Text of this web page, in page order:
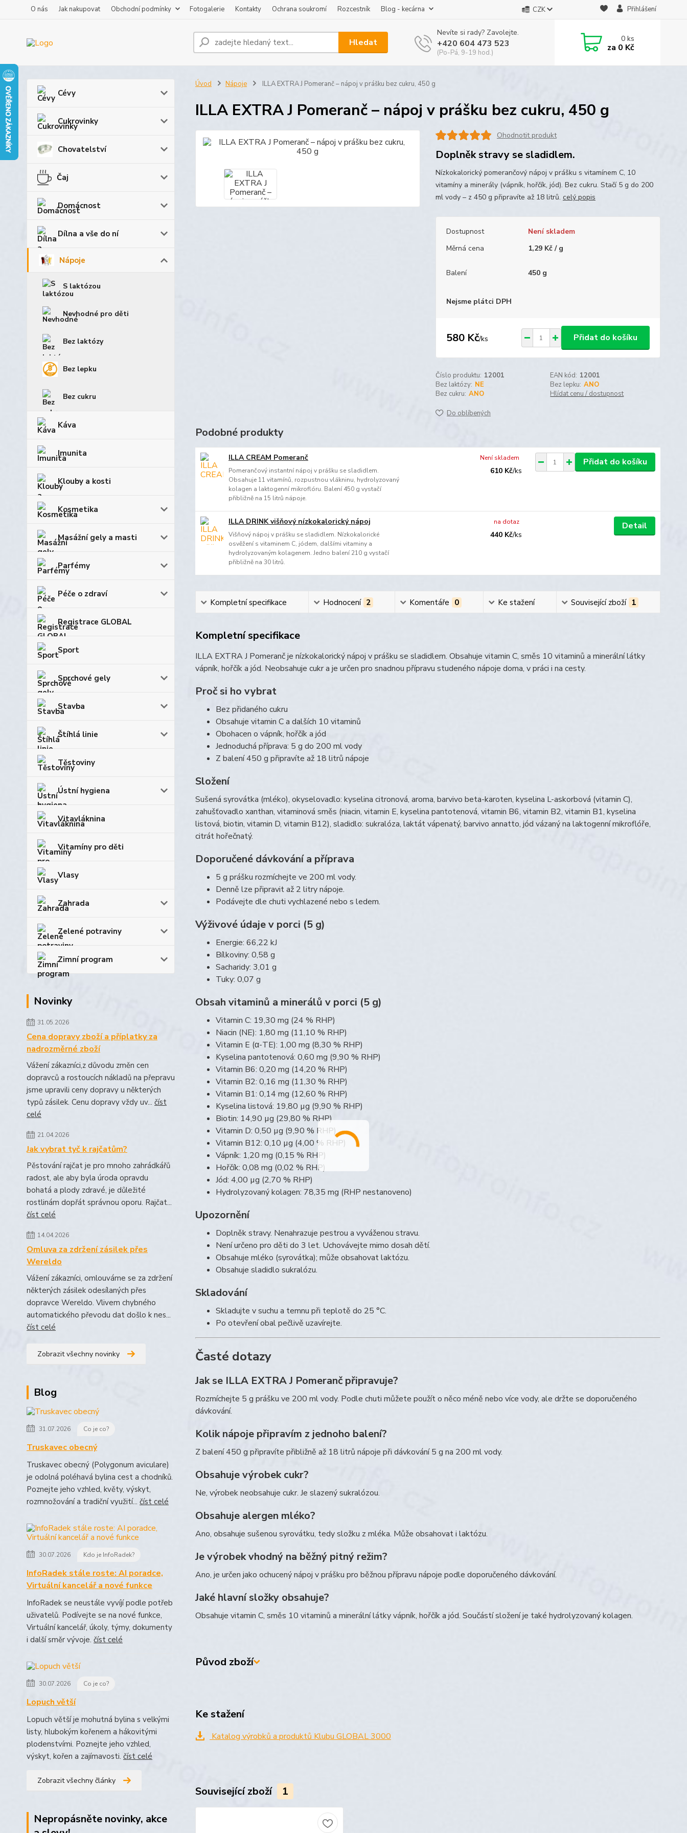
O nás Jak nakupovat Obchodní podmínky Fotogalerie Kontakty Ochrana soukromí Rozcestník Blog - kecárna CZK Přihlášení
Hledat
Nevíte si rady? Zavolejte.
+420 604 473 523
(Po-Pá, 9-19 hod.)
0ks
za 0 Kč
Cévy
Cukrovinky
Chovatelství
Čaj
Domácnost
Dílna a vše do ní
Nápoje
S laktózou
Nevhodné pro děti
Bez laktózy
Bez lepku
Bez cukru
Káva
Imunita
Klouby a kosti
Kosmetika
Masážní gely a masti
Parfémy
Péče o zdraví
Registrace GLOBAL
Sport
Sprchové gely
Stavba
Štíhlá linie
Těstoviny
Ústní hygiena
Vitavláknina
Vitamíny pro děti
Vlasy
Zahrada
Zelené potraviny
Zimní program
Novinky
31.05.2026
Cena dopravy zboží a příplatky za
nadrozměrné zboží
Vážení zákazníci,z důvodu změn cen
dopravců a rostoucích nákladů na přepravu
jsme upravili ceny dopravy u některých
typů zásilek. Cenu dopravy vždy uv... číst
celé
21.04.2026
Jak vybrat tyč k rajčatům?
Pěstování rajčat je pro mnoho zahrádkářů
radost, ale aby byla úroda opravdu
bohatá a plody zdravé, je důležité
rostlinám dopřát správnou oporu. Rajčat...
číst celé
14.04.2026
Omluva za zdržení zásilek přes
Wereldo
Vážení zákazníci, omlouváme se za zdržení
některých zásilek odesílaných přes
dopravce Wereldo. Vlivem chybného
automatického převodu dat došlo k nes...
číst celé
Zobrazit všechny novinky
Blog
31.07.2026 Co je co?
Truskavec obecný
Truskavec obecný (Polygonum aviculare)
je odolná poléhavá bylina cest a chodníků.
Poznejte jeho vzhled, květy, výskyt,
rozmnožování a tradiční využití... číst celé
30.07.2026 Kdo je InfoRadek?
InfoRadek stále roste: AI poradce,
Virtuální kancelář a nové funkce
InfoRadek se neustále vyvíjí podle potřeb
uživatelů. Podívejte se na nové funkce,
Virtuální kancelář, úkoly, týmy, dokumenty
i další směr vývoje. číst celé
30.07.2026 Co je co?
Lopuch větší
Lopuch větší je mohutná bylina s velkými
listy, hlubokým kořenem a hákovitými
plodenstvími. Poznejte jeho vzhled,
výskyt, kořen a zajímavosti. číst celé
Zobrazit všechny články
Nepropásněte novinky, akce
Úvod Nápoje ILLA EXTRA J Pomeranč – nápoj v prášku bez cukru, 450 g
ILLA EXTRA J Pomeranč – nápoj v prášku bez cukru, 450 g
Ohodnotit produkt
Doplněk stravy se sladidlem.
Nízkokalorický pomerančový nápoj v prášku s vitamínem C, 10
vitamíny a minerály (vápník, hořčík, jód). Bez cukru. Stačí 5 g do 200
ml vody – z 450 g připravíte až 18 litrů. celý popis
Dostupnost
Není skladem
Měrná cena
1,29 Kč / g
Balení 450 g
Nejsme plátci DPH
580 Kč/ks Přidat do košíku
Číslo produktu: 12001 EAN kód: 12001
Bez laktózy: NE Bez lepku: ANO
Bez cukru: ANO Hlídat cenu / dostupnost
Do oblíbených
Podobné produkty
ILLA CREAM Pomeranč
Pomerančový instantní nápoj v prášku se sladidlem.
Obsahuje 11 vitamínů, rozpustnou vlákninu, hydrolyzovaný
kolagen a laktogenní mikroflóru. Balení 450 g vystačí
přibližně na 15 litrů nápoje.
610 Kč/ks
Není skladem Přidat do košíku
ILLA DRINK višňový nízkokalorický nápoj
Višňový nápoj v prášku se sladidlem. Nízkokalorické
osvěžení s vitaminem C, jódem, dalšími vitaminy a
hydrolyzovaným kolagenem. Jedno balení 210 g vystačí
přibližně na 30 litrů.
440 Kč/ks
na dotaz Detail
Kompletní specifikace Hodnocení 2 Komentáře 0 Ke stažení Související zboží 1
Kompletní specifikace
ILLA EXTRA J Pomeranč je nízkokalorický nápoj v prášku se sladidlem. Obsahuje vitamin C, směs 10 vitaminů a minerální látky
vápník, hořčík a jód. Neobsahuje cukr a je určen pro snadnou přípravu studeného nápoje doma, v práci i na cesty.
Proč si ho vybrat
Bez přidaného cukru
Obsahuje vitamin C a dalších 10 vitaminů
Obohacen o vápník, hořčík a jód
Jednoduchá příprava: 5 g do 200 ml vody
Z balení 450 g připravíte až 18 litrů nápoje
Složení
Sušená syrovátka (mléko), okyselovadlo: kyselina citronová, aroma, barvivo beta-karoten, kyselina L-askorbová (vitamin C),
zahušťovadlo xanthan, vitaminová směs (niacin, vitamin E, kyselina pantotenová, vitamin B6, vitamin B2, vitamin B1, kyselina
listová, biotin, vitamin D, vitamin B12), sladidlo: sukralóza, laktát vápenatý, barvivo annatto, jód vázaný na laktogenní mikroflóře,
citrát hořečnatý.
Doporučené dávkování a příprava
5 g prášku rozmíchejte ve 200 ml vody.
Denně lze připravit až 2 litry nápoje.
Podávejte dle chuti vychlazené nebo s ledem.
Výživové údaje v porci (5 g)
Energie: 66,22 kJ
Bílkoviny: 0,58 g
Sacharidy: 3,01 g
Tuky: 0,07 g
Obsah vitaminů a minerálů v porci (5 g)
Vitamin C: 19,30 mg (24 % RHP)
Niacin (NE): 1,80 mg (11,10 % RHP)
Vitamin E (α-TE): 1,00 mg (8,30 % RHP)
Kyselina pantotenová: 0,60 mg (9,90 % RHP)
Vitamin B6: 0,20 mg (14,20 % RHP)
Vitamin B2: 0,16 mg (11,30 % RHP)
Vitamin B1: 0,14 mg (12,60 % RHP)
Kyselina listová: 19,80 µg (9,90 % RHP)
Biotin: 14,90 µg (29,80 % RHP)
Vitamin D: 0,50 µg (9,90 % RHP)
Vitamin B12: 0,10 µg (4,00 % RHP)
Vápník: 1,20 mg (0,15 % RHP)
Hořčík: 0,08 mg (0,02 % RHP)
Jód: 4,00 µg (2,70 % RHP)
Hydrolyzovaný kolagen: 78,35 mg (RHP nestanoveno)
Upozornění
Doplněk stravy. Nenahrazuje pestrou a vyváženou stravu.
Není určeno pro děti do 3 let. Uchovávejte mimo dosah dětí.
Obsahuje mléko (syrovátka); může obsahovat laktózu.
Obsahuje sladidlo sukralózu.
Skladování
Skladujte v suchu a temnu při teplotě do 25 °C.
Po otevření obal pečlivě uzavírejte.
Časté dotazy
Jak se ILLA EXTRA J Pomeranč připravuje?
Rozmíchejte 5 g prášku ve 200 ml vody. Podle chuti můžete použít o něco méně nebo více vody, ale držte se doporučeného
dávkování.
Kolik nápoje připravím z jednoho balení?
Z balení 450 g připravíte přibližně až 18 litrů nápoje při dávkování 5 g na 200 ml vody.
Obsahuje výrobek cukr?
Ne, výrobek neobsahuje cukr. Je slazený sukralózou.
Obsahuje alergen mléko?
Ano, obsahuje sušenou syrovátku, tedy složku z mléka. Může obsahovat i laktózu.
Je výrobek vhodný na běžný pitný režim?
Ano, je určen jako ochucený nápoj v prášku pro běžnou přípravu nápoje podle doporučeného dávkování.
Jaké hlavní složky obsahuje?
Obsahuje vitamin C, směs 10 vitaminů a minerální látky vápník, hořčík a jód. Součástí složení je také hydrolyzovaný kolagen.
Původ zboží
Ke stažení
Katalog výrobků a produktů Klubu GLOBAL 3000
Související zboží 1